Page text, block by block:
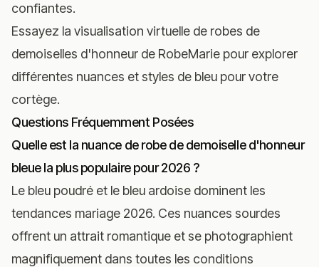
confiantes.
Essayez la visualisation virtuelle de robes de
demoiselles d'honneur de RobeMarie pour explorer
différentes nuances et styles de bleu pour votre
cortège.
Questions Fréquemment Posées
Quelle est la nuance de robe de demoiselle d'honneur
bleue la plus populaire pour 2026 ?
Le bleu poudré et le bleu ardoise dominent les
tendances mariage 2026. Ces nuances sourdes
offrent un attrait romantique et se photographient
magnifiquement dans toutes les conditions